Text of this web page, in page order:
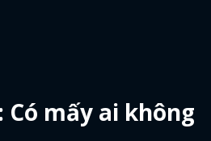
mấy ai không